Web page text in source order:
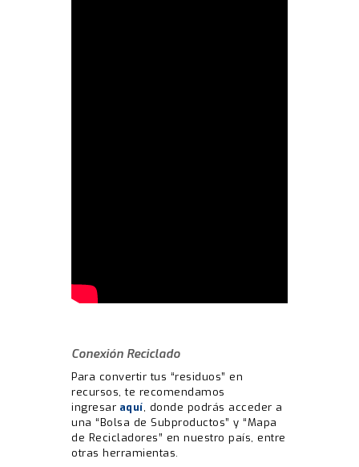
Conexión Reciclado
Para convertir tus “residuos” en
recursos, te recomendamos
ingresar aquí, donde podrás acceder a
una “Bolsa de Subproductos” y “Mapa
de Recicladores” en nuestro país, entre
otras herramientas.